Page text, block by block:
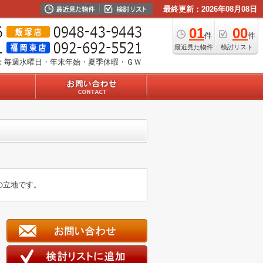
最終更新：2026年08月08日
01件
最近見た物件
00件
検討リスト
毎週水曜日・年末年始・夏季休暇・ＧＷ
地です。